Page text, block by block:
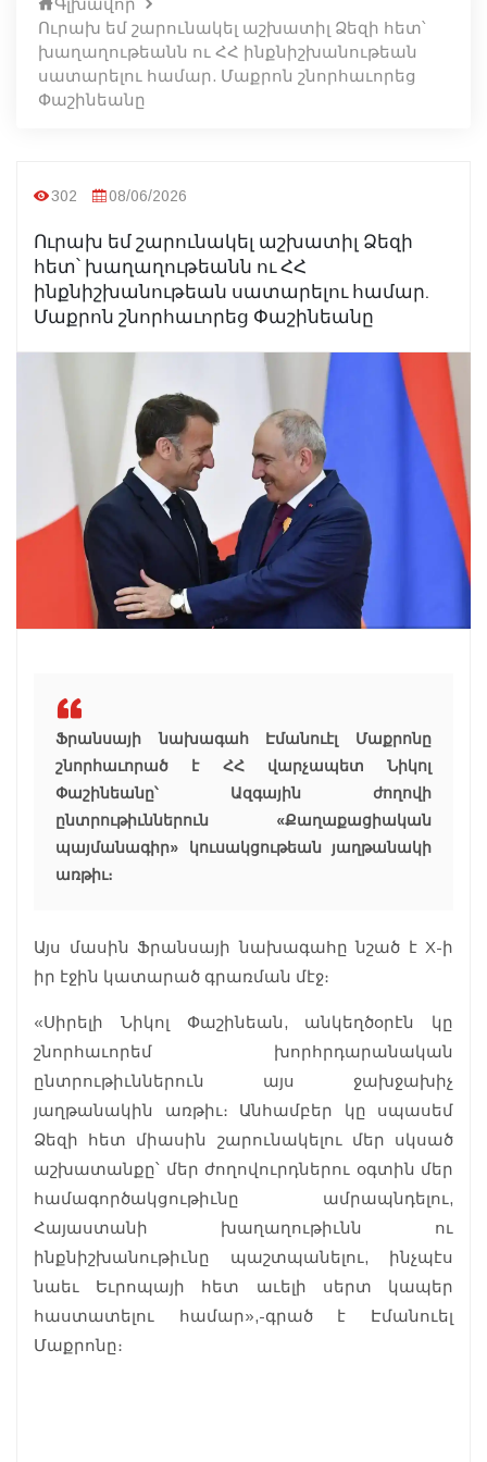
Ուրախ եմ շարունակել աշխատիլ Ձեզի հետ՝
խաղաղութեանն ու ՀՀ ինքնիշխանութեան
սատարելու համար. Մաքրոն շնորհաւորեց
Փաշինեանը
302 08/06/2026
Ուրախ եմ շարունակել աշխատիլ Ձեզի
հետ՝ խաղաղութեանն ու ՀՀ
ինքնիշխանութեան սատարելու համար.
Մաքրոն շնորհաւորեց Փաշինեանը
Ֆրանսայի նախագահ Էմանուէլ Մաքրոնը
շնորհաւորած է ՀՀ վարչապետ Նիկոլ
Փաշինեանը՝ Ազգային ժողովի
ընտրութիւններուն «Քաղաքացիական
պայմանագիր» կուսակցութեան յաղթանակի
առթիւ։
Այս մասին Ֆրանսայի նախագահը նշած է X-ի
իր էջին կատարած գրառման մէջ։
«Սիրելի Նիկոլ Փաշինեան, անկեղծօրէն կը
շնորհաւորեմ խորհրդարանական
ընտրութիւններուն այս ջախջախիչ
յաղթանակին առթիւ։ Անհամբեր կը սպասեմ
Ձեզի հետ միասին շարունակելու մեր սկսած
աշխատանքը՝ մեր ժողովուրդներու օգտին մեր
համագործակցութիւնը ամրապնդելու,
Հայաստանի խաղաղութիւնն ու
ինքնիշխանութիւնը պաշտպանելու, ինչպէս
նաեւ Եւրոպայի հետ աւելի սերտ կապեր
հաստատելու համար»,-գրած է Էմանուել
Մաքրոնը։